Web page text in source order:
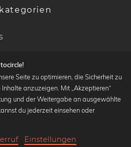
weiß
Seite zu optimieren, die Sicherheit zu
anzuzeigen. Mit „Akzeptieren“
und der Weitergabe an ausgewählte
du jederzeit einsehen oder
Einstellungen